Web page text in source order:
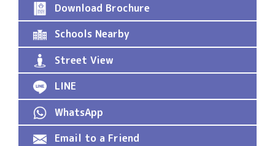
Download Brochure
Schools Nearby
Street View
LINE
WhatsApp
Email to a Friend